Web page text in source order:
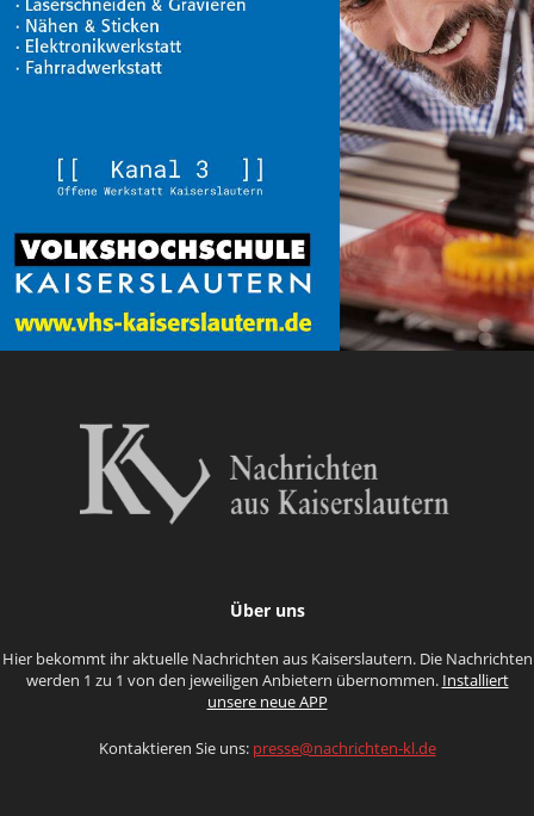
Über uns
Hier bekommt ihr aktuelle Nachrichten aus Kaiserslautern. Die Nachrichten
werden 1 zu 1 von den jeweiligen Anbietern übernommen. Installiert
unsere neue APP
Kontaktieren Sie uns: presse@nachrichten-kl.de